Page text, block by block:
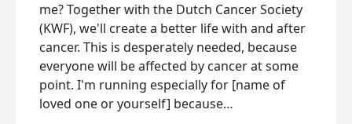
me? Together with the Dutch Cancer Society
(KWF), we'll create a better life with and after
cancer. This is desperately needed, because
everyone will be affected by cancer at some
point. I'm running especially for [name of
loved one or yourself] because…